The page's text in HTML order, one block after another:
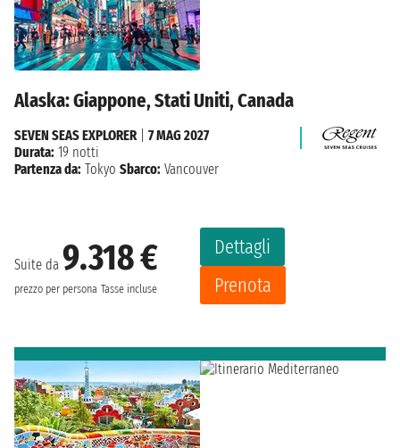
Alaska: Giappone, Stati Uniti, Canada
Suite da 9.318 €
prezzo per persona Tasse incluse
Dettagli
Prenota
SEVEN SEAS EXPLORER| 7 MAG 2027
Durata: 19 notti
Partenza da: Tokyo Sbarco: Vancouver